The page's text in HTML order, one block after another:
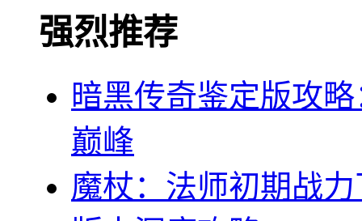
强烈推荐
暗黑传奇鉴定版攻
巅峰
魔杖：法师初期战